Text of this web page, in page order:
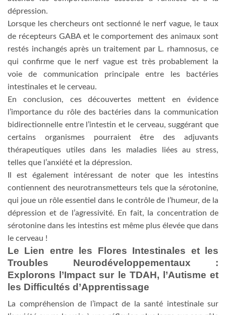
dépression.
Lorsque les chercheurs ont sectionné le nerf vague, le taux
de récepteurs GABA et le comportement des animaux sont
restés inchangés après un traitement par L. rhamnosus, ce
qui confirme que le nerf vague est très probablement la
voie de communication principale entre les bactéries
intestinales et le cerveau.
En conclusion, ces découvertes mettent en évidence
l’importance du rôle des bactéries dans la communication
bidirectionnelle entre l’intestin et le cerveau, suggérant que
certains organismes pourraient être des adjuvants
thérapeutiques utiles dans les maladies liées au stress,
telles que l’anxiété et la dépression.
Il est également intéressant de noter que les intestins
contiennent des neurotransmetteurs tels que la sérotonine,
qui joue un rôle essentiel dans le contrôle de l’humeur, de la
dépression et de l’agressivité. En fait, la concentration de
sérotonine dans les intestins est même plus élevée que dans
le cerveau !
Le Lien entre les Flores Intestinales et les
Troubles Neurodéveloppementaux :
Explorons l’Impact sur le TDAH, l’Autisme et
les Difficultés d’Apprentissage
La compréhension de l’impact de la santé intestinale sur